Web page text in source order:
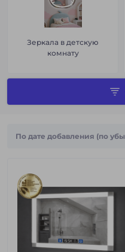
Зеркала в детскую
комнату